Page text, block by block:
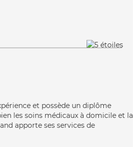
et possède un diplôme
les soins médicaux à domicile et la
apporte ses services de